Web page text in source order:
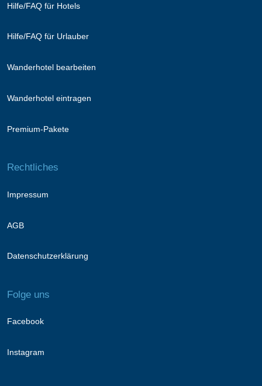
Hilfe/FAQ für Hotels
Hilfe/FAQ für Urlauber
Wanderhotel bearbeiten
Wanderhotel eintragen
Premium-Pakete
Rechtliches
Impressum
AGB
Datenschutzerklärung
Folge uns
Facebook
Instagram